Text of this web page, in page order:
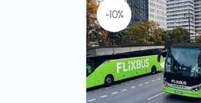
-10%